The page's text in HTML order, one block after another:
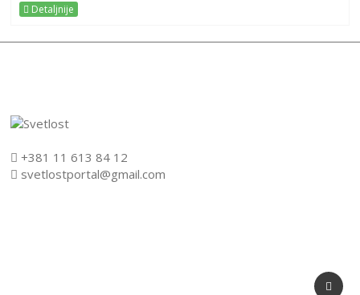
Detaljnije
+381 11 613 84 12
svetlostportal@gmail.com